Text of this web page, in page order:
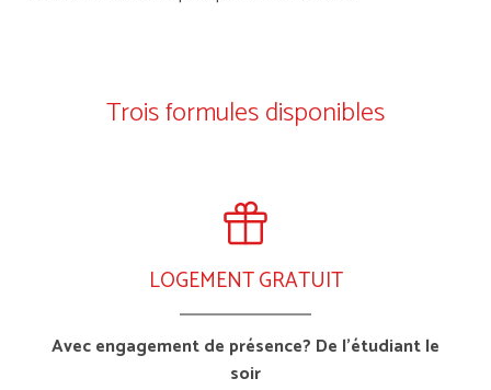
Trois formules disponibles
LOGEMENT GRATUIT
Avec engagement de présence? De l’étudiant le
soir